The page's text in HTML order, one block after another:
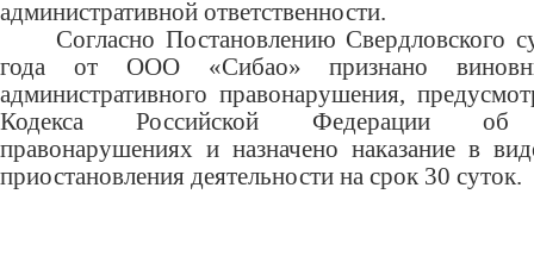
административной ответственности.
Согласно Постановлению Свердловского
года от ООО «Сибао» признано
административного правонарушения,
Кодекса Российской Федерации об
правонарушениях и назначено наказание в
приостановления деятельности на срок 30 суток.